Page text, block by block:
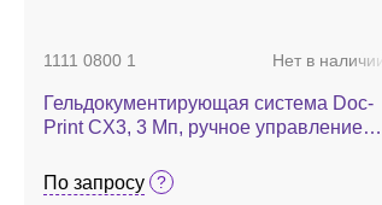
1111 0800 1 Нет в наличии
Гельдокументирующая система Doc-
Print CX3, 3 Мп, ручное управление,
нм
По запросу